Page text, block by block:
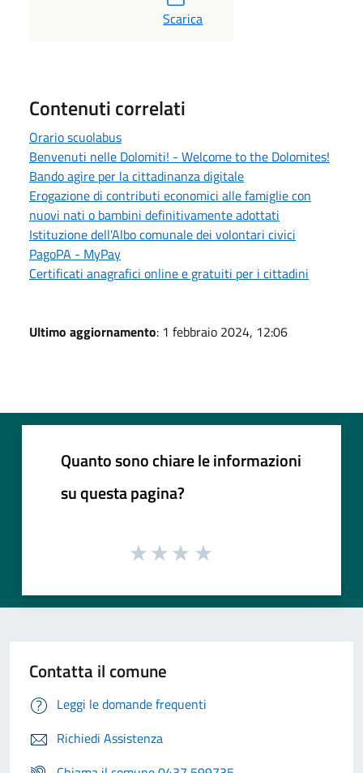
PDF
Scarica
Contenuti correlati
Orario scuolabus
Benvenuti nelle Dolomiti! - Welcome to the Dolomites!
Bando agire per la cittadinanza digitale
Erogazione di contributi economici alle famiglie con
nuovi nati o bambini definitivamente adottati
Istituzione dell'Albo comunale dei volontari civici
PagoPA - MyPay
Certificati anagrafici online e gratuiti per i cittadini
Ultimo aggiornamento: 1 febbraio 2024, 12:06
Quanto sono chiare le informazioni
su questa pagina?
Contatta il comune
Leggi le domande frequenti
Richiedi Assistenza